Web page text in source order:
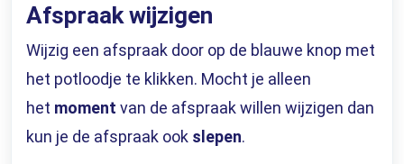
Afspraak wijzigen
Wijzig een afspraak door op de blauwe knop met
het potloodje te klikken. Mocht je alleen
het moment van de afspraak willen wijzigen dan
kun je de afspraak ook slepen.